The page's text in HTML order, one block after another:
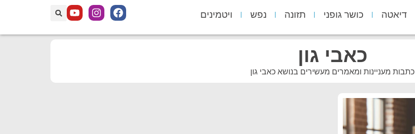
דיאטה כושר גופני תזונה נפש ויטמינים
כאבי גון
כתבות מעניינות ומאמרים מעשירים בנושא כאבי גון